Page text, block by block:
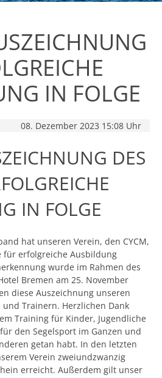
IN FOLGE
08. Dezember 2023 15:08 Uhr
DES
IN FOLGE
hat unseren Verein, den CYCM,
für erfolgreiche Ausbildung
wurde im Rahmen des
Bremen am 25. November
diese Auszeichnung unseren
Trainern. Herzlichen Dank
Training für Kinder, Jugendliche
den Segelsport im Ganzen und
getan habt. In den letzten
Verein zweiundzwanzig
erreicht. Außerdem gilt unser